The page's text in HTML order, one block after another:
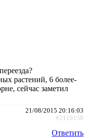
растений, 6 более-
сейчас заметил
21/08/2015 20:16:03
#2119158
Ответить